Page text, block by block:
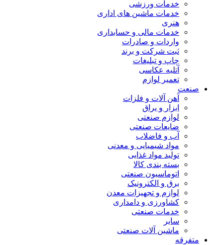
خدمات ورزشی
خدمات ماشین های اداری
هنری
خدمات مالی و حسابداری
واردات و صادرات
ثبت شرکت و برند
چاپ و تبلیغات
آتلیه عکاسی
تعمیر لوازم
صنعت
آهن آلات و فلزات
ابزار و یراق
لوازم صنعتی
ضایعات صنعتی
آب و فاضلاب
مواد شیمیایی و معدنی
تولید مواد غذایی
بسته بندی کالا
اتوماسیون صنعتی
برق و الکترونیک
لوازم و تجهیزات معدن
کشاورزی و دامداری
خدمات صنعتی
سایر
ماشین آلات صنعتی
متفرقه